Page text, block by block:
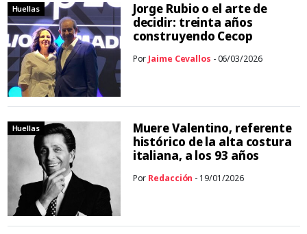
Huellas
Jorge Rubio o el arte de
decidir: treinta años
construyendo Cecop
Por Jaime Cevallos - 06/03/2026
Huellas
Muere Valentino, referente
histórico de la alta costura
italiana, a los 93 años
Por Redacción - 19/01/2026